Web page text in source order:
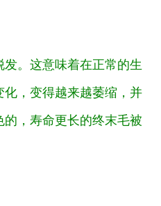
。这意味着在正常的生
，变得越来越萎缩，并
，寿命更长的终末毛被